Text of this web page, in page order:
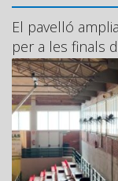
El pavelló
per a les finals